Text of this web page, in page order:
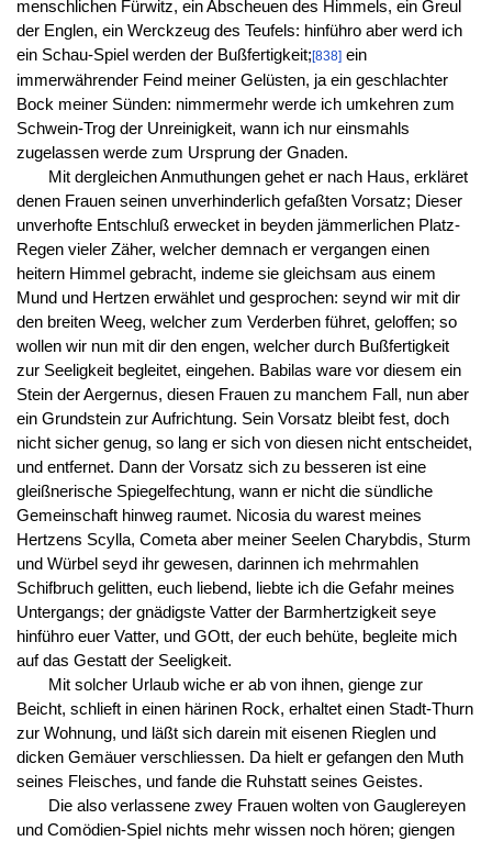
menschlichen Fürwitz, ein Abscheuen des Himmels, ein Greul
der Englen, ein Werckzeug des Teufels: hinführo aber werd ich
ein Schau-Spiel werden der Bußfertigkeit; [838]ein
immerwährender Feind meiner Gelüsten, ja ein geschlachter
Bock meiner Sünden: nimmermehr werde ich umkehren zum
Schwein-Trog der Unreinigkeit, wann ich nur einsmahls
zugelassen werde zum Ursprung der Gnaden.
Mit dergleichen Anmuthungen gehet er nach Haus, erkläret
denen Frauen seinen unverhinderlich gefaßten Vorsatz; Dieser
unverhofte Entschluß erwecket in beyden jämmerlichen Platz-
Regen vieler Zäher, welcher demnach er vergangen einen
heitern Himmel gebracht, indeme sie gleichsam aus einem
Mund und Hertzen erwählet und gesprochen: seynd wir mit dir
den breiten Weeg, welcher zum Verderben führet, geloffen; so
wollen wir nun mit dir den engen, welcher durch Bußfertigkeit
zur Seeligkeit begleitet, eingehen. Babilas ware vor diesem ein
Stein der Aergernus, diesen Frauen zu manchem Fall, nun aber
ein Grundstein zur Aufrichtung. Sein Vorsatz bleibt fest, doch
nicht sicher genug, so lang er sich von diesen nicht entscheidet,
und entfernet. Dann der Vorsatz sich zu besseren ist eine
gleißnerische Spiegelfechtung, wann er nicht die sündliche
Gemeinschaft hinweg raumet. Nicosia du warest meines
Hertzens Scylla, Cometa aber meiner Seelen Charybdis, Sturm
und Würbel seyd ihr gewesen, darinnen ich mehrmahlen
Schifbruch gelitten, euch liebend, liebte ich die Gefahr meines
Untergangs; der gnädigste Vatter der Barmhertzigkeit seye
hinführo euer Vatter, und GOtt, der euch behüte, begleite mich
auf das Gestatt der Seeligkeit.
Mit solcher Urlaub wiche er ab von ihnen, gienge zur
Beicht, schlieft in einen härinen Rock, erhaltet einen Stadt-Thurn
zur Wohnung, und läßt sich darein mit eisenen Rieglen und
dicken Gemäuer verschliessen. Da hielt er gefangen den Muth
seines Fleisches, und fande die Ruhstatt seines Geistes.
Die also verlassene zwey Frauen wolten von Gauglereyen
und Comödien-Spiel nichts mehr wissen noch hören; giengen